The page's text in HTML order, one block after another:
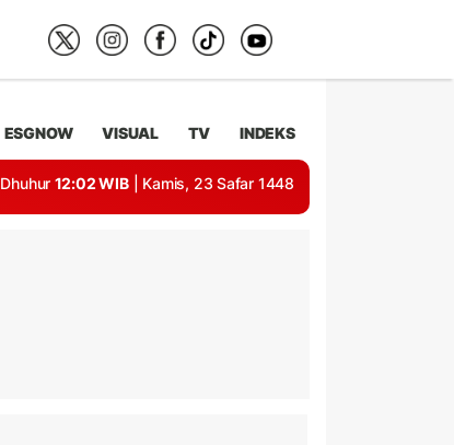
ESGNOW VISUAL TV INDEKS
Dhuhur 12:02 WIB | Kamis, 23 Safar 1448